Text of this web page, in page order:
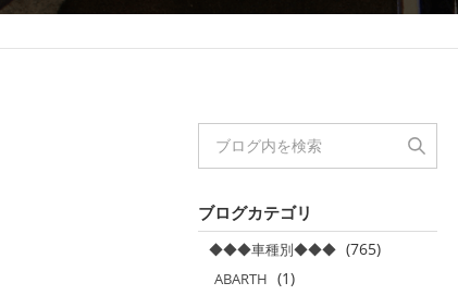
ブログカテゴリ
◆◆◆車種別◆◆◆ (765)
ABARTH (1)